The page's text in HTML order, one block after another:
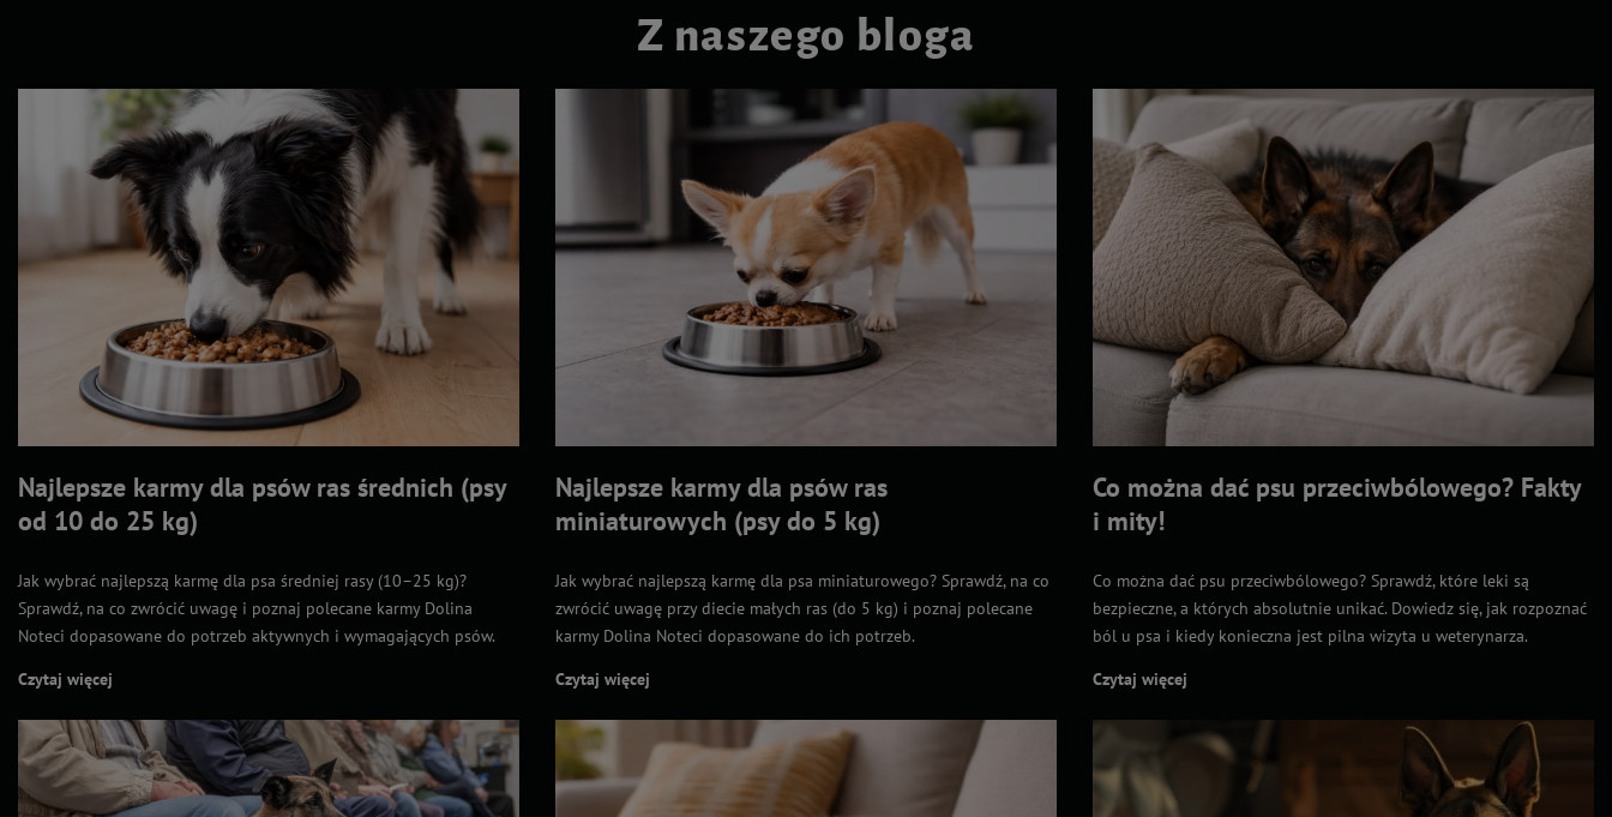
Z naszego bloga
Najlepsze karmy dla psów ras średnich (psy
od 10 do 25 kg)
Jak wybrać najlepszą karmę dla psa średniej rasy (10–25 kg)?
Sprawdź, na co zwrócić uwagę i poznaj polecane karmy Dolina
Noteci dopasowane do potrzeb aktywnych i wymagających psów.
Czytaj więcej
Najlepsze karmy dla psów ras
miniaturowych (psy do 5 kg)
Jak wybrać najlepszą karmę dla psa miniaturowego? Sprawdź, na co
zwrócić uwagę przy diecie małych ras (do 5 kg) i poznaj polecane
karmy Dolina Noteci dopasowane do ich potrzeb.
Czytaj więcej
Co można dać psu przeciwbólowego? Fakty
i mity!
Co można dać psu przeciwbólowego? Sprawdź, które leki są
bezpieczne, a których absolutnie unikać. Dowiedz się, jak rozpoznać
ból u psa i kiedy konieczna jest pilna wizyta u weterynarza.
Czytaj więcej